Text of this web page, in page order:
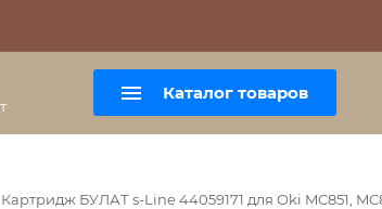
Каталог товаров
Картридж БУЛАТ s-Line 44059171 для Oki MC851,